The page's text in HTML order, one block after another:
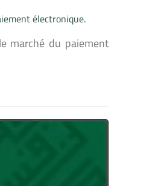
électronique.
marché du paiement